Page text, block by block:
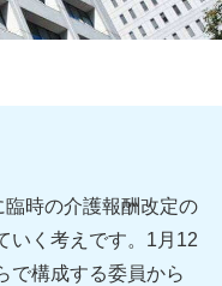
時の介護報酬改定の
いく考えです。1月12
で構成する委員から